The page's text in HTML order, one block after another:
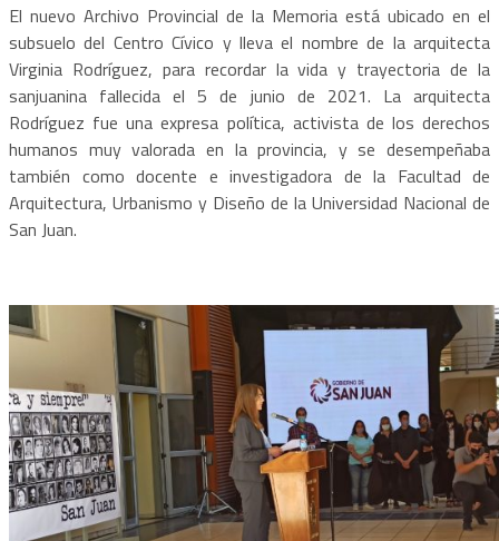
El nuevo Archivo Provincial de la Memoria está ubicado en el
subsuelo del Centro Cívico y lleva el nombre de la arquitecta
Virginia Rodríguez, para recordar la vida y trayectoria de la
sanjuanina fallecida el 5 de junio de 2021. La arquitecta
Rodríguez fue una expresa política, activista de los derechos
humanos muy valorada en la provincia, y se desempeñaba
también como docente e investigadora de la Facultad de
Arquitectura, Urbanismo y Diseño de la Universidad Nacional de
San Juan.